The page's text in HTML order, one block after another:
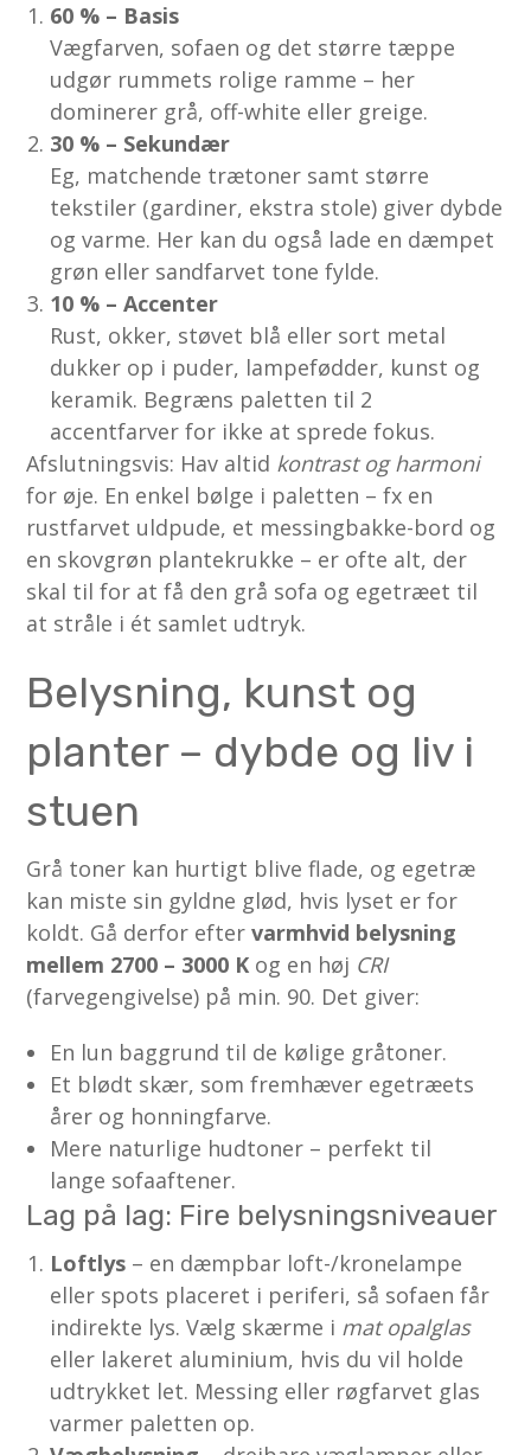
60 % – Basis
Vægfarven, sofaen og det større tæppe
udgør rummets rolige ramme – her
dominerer grå, off-white eller greige.
30 % – Sekundær
Eg, matchende trætoner samt større
tekstiler (gardiner, ekstra stole) giver dybde
og varme. Her kan du også lade en dæmpet
grøn eller sandfarvet tone fylde.
10 % – Accenter
Rust, okker, støvet blå eller sort metal
dukker op i puder, lampefødder, kunst og
keramik. Begræns paletten til 2
accentfarver for ikke at sprede fokus.
Afslutningsvis: Hav altid kontrast og harmoni
for øje. En enkel bølge i paletten – fx en
rustfarvet uldpude, et messingbakke-bord og
en skovgrøn plantekrukke – er ofte alt, der
skal til for at få den grå sofa og egetræet til
at stråle i ét samlet udtryk.
Belysning, kunst og
planter – dybde og liv i
stuen
Grå toner kan hurtigt blive flade, og egetræ
kan miste sin gyldne glød, hvis lyset er for
koldt. Gå derfor eftervarmhvid belysning
mellem 2700 – 3000 K og en høj CRI
(farvegengivelse) på min. 90. Det giver:
En lun baggrund til de kølige gråtoner.
Et blødt skær, som fremhæver egetræets
årer og honningfarve.
Mere naturlige hudtoner – perfekt til
lange sofaaftener.
Lag på lag: Fire belysningsniveauer
Loftlys – en dæmpbar loft-/kronelampe
eller spots placeret i periferi, så sofaen får
indirekte lys. Vælg skærme i mat opalglas
eller lakeret aluminium, hvis du vil holde
udtrykket let. Messing eller røgfarvet glas
varmer paletten op.